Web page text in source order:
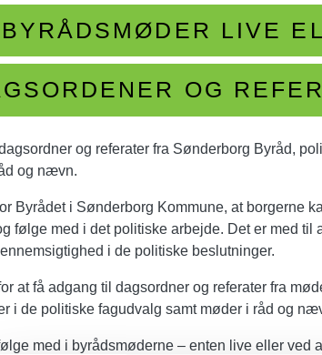
LIVE
OG
og referater fra Sønderborg Byråd,
og nævn.
Byrådet i Sønderborg Kommune, at borgerne
følge med i det politiske arbejde. Det er med til
i de politiske beslutninger.
at få adgang til dagsordner og referater fra
i de politiske fagudvalg samt møder i råd og
med i byrådsmøderne – enten live eller ved